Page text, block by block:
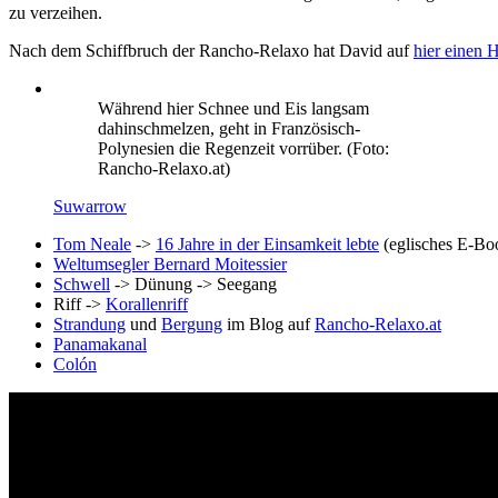
zu verzeihen.
Nach dem Schiffbruch der Rancho-Relaxo hat David aufhier einen
Während hier Schnee und Eis langsam
dahinschmelzen, geht in Französisch-
Polynesien die Regenzeit vorrüber. (Foto:
Rancho-Relaxo.at)
Suwarrow
Tom Neale -> 16 Jahre in der Einsamkeit lebte (eglisches E-
Weltumsegler Bernard Moitessier
Schwell -> Dünung -> Seegang
Riff -> Korallenriff
Strandung und Bergung im Blog aufRancho-Relaxo.at
Panamakanal
Colón